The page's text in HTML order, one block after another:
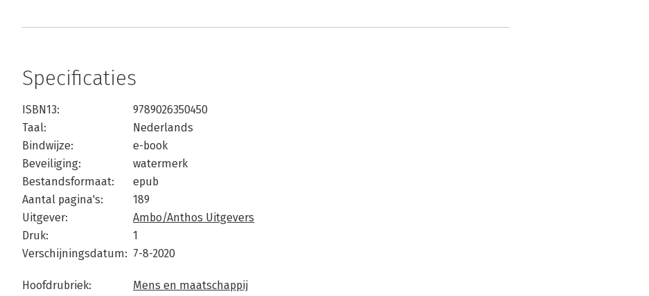
Specificaties
ISBN13:
9789026350450
Taal:
Nederlands
Bindwijze:
e-book
Beveiliging:
watermerk
Bestandsformaat:
epub
Aantal pagina's:
189
Uitgever:
Ambo/Anthos Uitgevers
Druk:
1
Verschijningsdatum: 7-8-2020
Hoofdrubriek:
Mens en maatschappij